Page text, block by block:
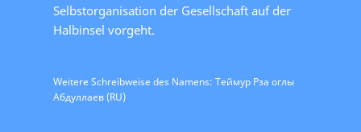
Selbstorganisation der Gesellschaft auf der
Halbinsel vorgeht.
Weitere Schreibweise des Namens: Теймур Рза оглы
Абдуллаев (RU)